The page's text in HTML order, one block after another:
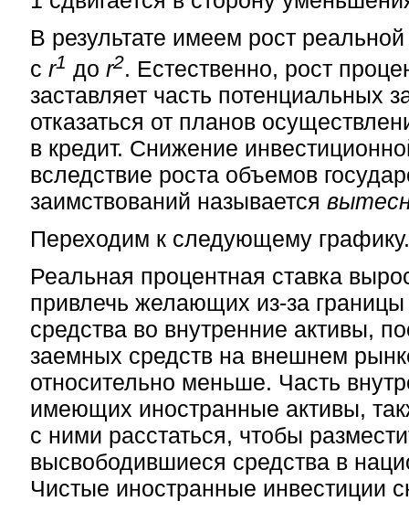
В результате имеем рост
с r1 до r2. Естественно, рост
заставляет часть потенциальных
отказаться от планов
в кредит. Снижение
вследствие роста объемов
заимствований называется
Переходим к следующему графику.
Реальная процентная ставка
привлечь желающих из-за границы
средства во внутренние активы,
заемных средств на внешнем
относительно меньше. Часть
имеющих иностранные активы,
с ними расстаться, чтобы
высвободившиеся средства в
Чистые иностранные инвестиции